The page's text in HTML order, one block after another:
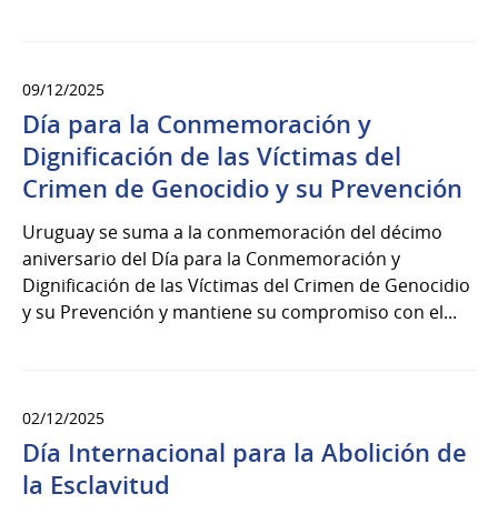
09/12/2025
Día para la Conmemoración y
Dignificación de las Víctimas del
Crimen de Genocidio y su Prevención
Uruguay se suma a la conmemoración del décimo
aniversario del Día para la Conmemoración y
Dignificación de las Víctimas del Crimen de Genocidio
y su Prevención y mantiene su compromiso con el...
02/12/2025
Día Internacional para la Abolición de
la Esclavitud